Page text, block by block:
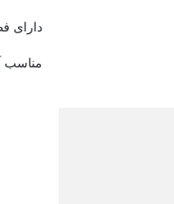
دارای
مناسب